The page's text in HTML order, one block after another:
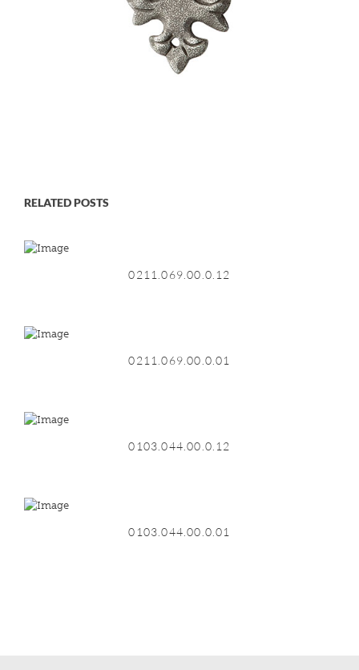
RELATED POSTS
0211.069.00.0.12
0211.069.00.0.01
0103.044.00.0.12
0103.044.00.0.01